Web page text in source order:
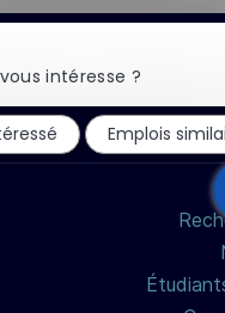
via
LinkedIn
via
intéresse ?
Emplois